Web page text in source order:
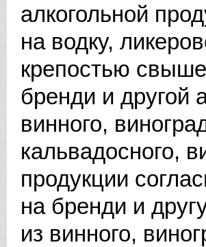
алкогольной
на водку,
крепостью
бренди и другой
винного,
кальвадосного,
продукции
на бренди и
из винного,